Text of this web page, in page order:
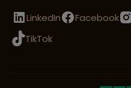
LinkedIn
Facebook
TikTok